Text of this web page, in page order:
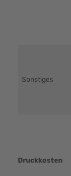
Sonstiges
Druckkosten